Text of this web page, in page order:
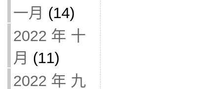
一月 (14)
2022 年 十
月 (11)
2022 年 九